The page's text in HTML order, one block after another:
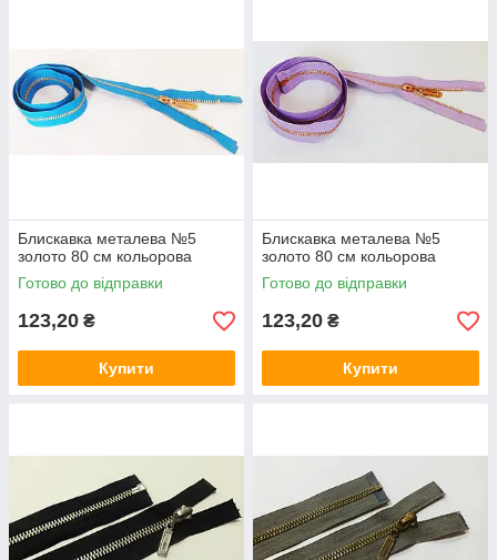
Блискавка металева №5
золото 80 см кольорова
Готово до відправки
123,20 ₴
Купити
Блискавка металева №5
золото 80 см кольорова
Готово до відправки
123,20 ₴
Купити